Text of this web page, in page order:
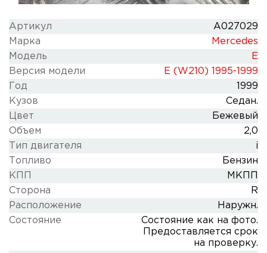
Артикул
A027029
Марка
Mercedes
Модель
E
Версия модели
E (W210) 1995-1999
Год
1999
Кузов
Седан.
Цвет
Бежевый
Объем
2,0
Тип двигателя
i
Топливо
Бензин
КПП
МКПП
Сторона
R
Расположение
Наружн.
Состояние
Состояние как на фото.
Предоставляется срок
на проверку.